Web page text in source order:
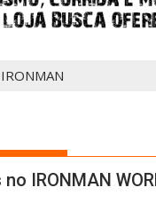
IRONMAN
IRONMAN